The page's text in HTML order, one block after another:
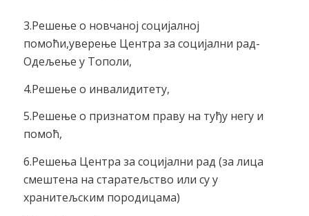
3.Решење о новчаној социјалној
помоћи,уверење Центра за социјални рад-
Одељење у Тополи,
4.Решење о инвалидитету,
5.Решење о признатом праву на туђу негу и
помоћ,
6.Решења Центра за социјални рад (за лица
смештена на старатељство или су у
хранитељским породицама)